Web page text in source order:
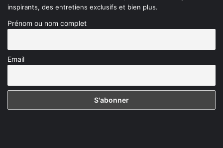
inspirants, des entretiens exclusifs et bien plus.
Prénom ou nom complet
Email